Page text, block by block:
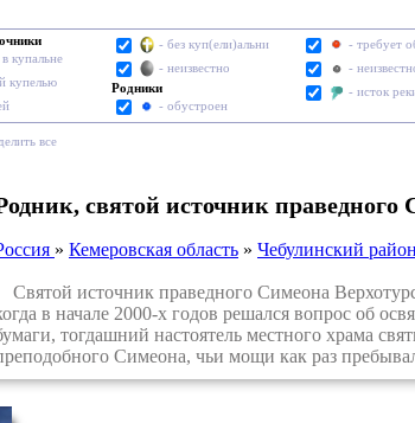
купальне
купелью
- без куп(ели)альни
- неизвестно
Родники
- обустроен
- требует
-
- исток
все
святой источник праведного
» Кемеровская область » Чебулинский район
Святой источник праведного Симеона
в начале 2000-х годов решался вопрос об
тогдашний настоятель местного храма
Симеона, чьи мощи как раз